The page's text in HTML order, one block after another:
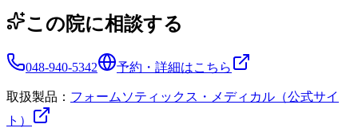
この院に相談する
048-940-5342 予約・詳細はこちら
取扱製品： フォームソティックス・メディカル（公式サイ
ト）